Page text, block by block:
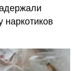
наркотиков